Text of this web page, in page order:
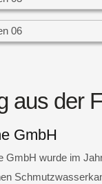
aus der
GmbH
GmbH wurde im